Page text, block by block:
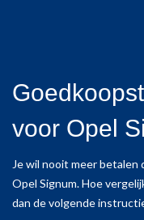
voor Opel
Je wil nooit meer betalen
Opel Signum. Hoe
dan de volgende